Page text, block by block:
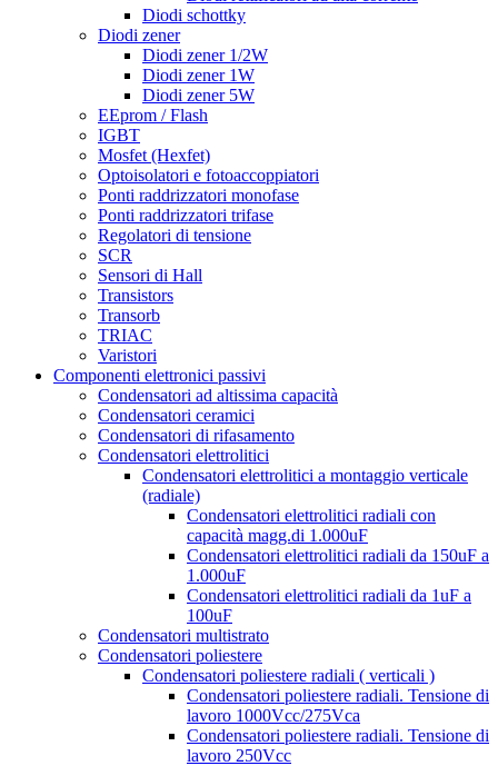
Diodi schottky
Diodi zener
Diodi zener 1/2W
Diodi zener 1W
Diodi zener 5W
EEprom / Flash
IGBT
Mosfet (Hexfet)
Optoisolatori e fotoaccoppiatori
Ponti raddrizzatori monofase
Ponti raddrizzatori trifase
Regolatori di tensione
SCR
Sensori di Hall
Transistors
Transorb
TRIAC
Varistori
Componenti elettronici passivi
Condensatori ad altissima capacità
Condensatori ceramici
Condensatori di rifasamento
Condensatori elettrolitici
Condensatori elettrolitici a montaggio verticale
(radiale)
Condensatori elettrolitici radiali con
capacità magg.di 1.000uF
Condensatori elettrolitici radiali da 150uF a
1.000uF
Condensatori elettrolitici radiali da 1uF a
100uF
Condensatori multistrato
Condensatori poliestere
Condensatori poliestere radiali ( verticali )
Condensatori poliestere radiali. Tensione di
lavoro 1000Vcc/275Vca
Condensatori poliestere radiali. Tensione di
lavoro 250Vcc